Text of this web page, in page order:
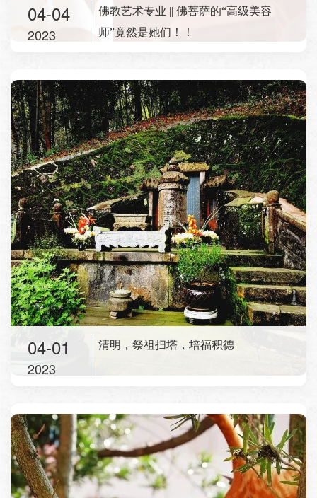
04-04
2023
佛教艺术专业 || 佛菩萨的“高级美容
师”竟然是她们！！
04-01
2023
清明，祭祖扫塔，培福积德